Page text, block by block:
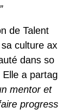
de Talent
culture ax
dans so
a partag
mentor et
progress